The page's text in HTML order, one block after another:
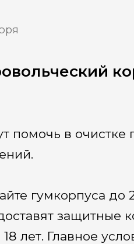
помочь в
гумкорпуса до
защитные
лет. Главное